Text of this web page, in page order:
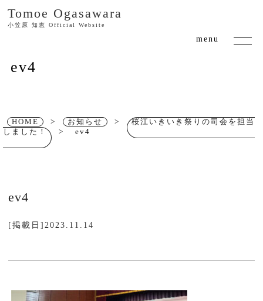
Tomoe Ogasawara
小笠原 知恵 Official Website
ev4
HOME > お知らせ >
桜江いきいき祭りの司会を担当
しました！
> ev4
ev4
[掲載日]2023.11.14